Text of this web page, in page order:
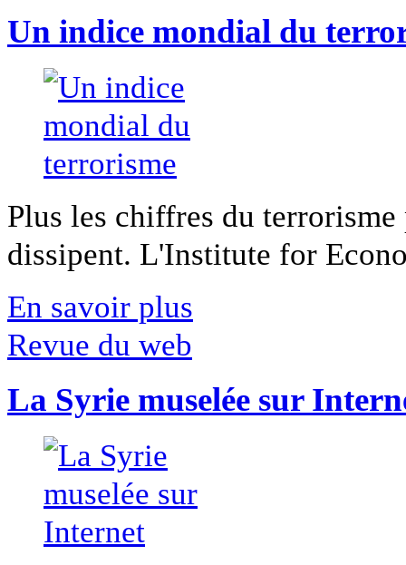
Un indice mondial du
Plus les chiffres du
dissipent. L'Institute for
En savoir plus
Revue du web
La Syrie muselée sur